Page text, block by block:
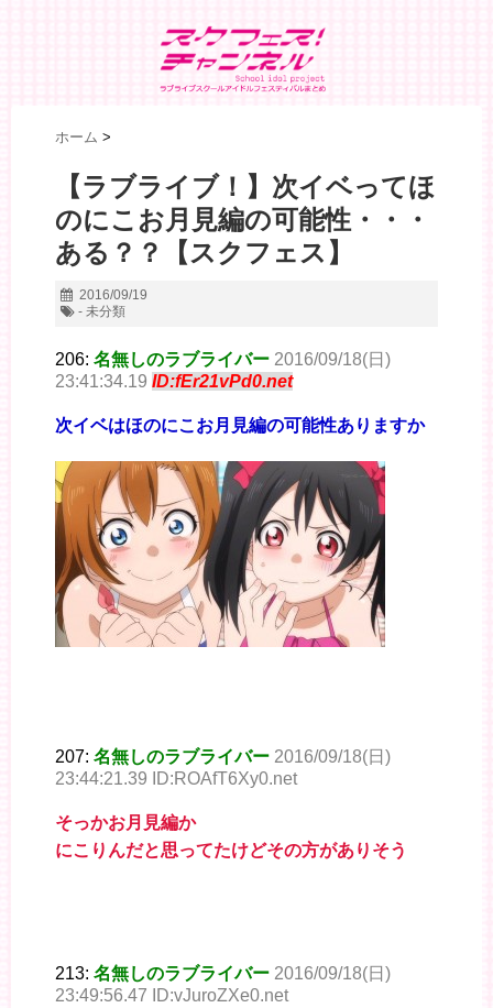
ホーム >
【ラブライブ！】次イベってほ
のにこお月見編の可能性・・・
ある？？【スクフェス】
2016/09/19
- 未分類
206: 名無しのラブライバー 2016/09/18(日)
23:41:34.19 ID:fEr21vPd0.net
次イベはほのにこお月見編の可能性ありますか
207: 名無しのラブライバー 2016/09/18(日)
23:44:21.39 ID:ROAfT6Xy0.net
そっかお月見編か
にこりんだと思ってたけどその方がありそう
213: 名無しのラブライバー 2016/09/18(日)
23:49:56.47 ID:vJuroZXe0.net